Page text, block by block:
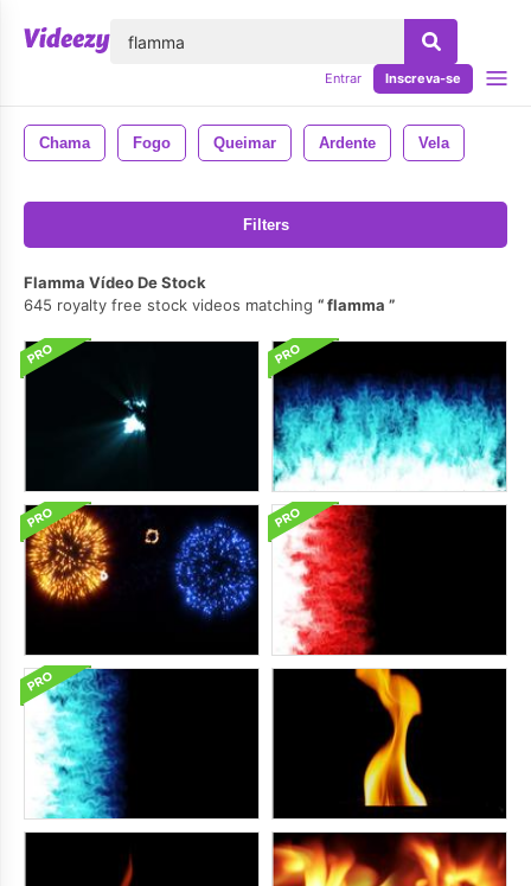
Entrar Inscreva-se
Chama Fogo Queimar Ardente Vela
Filters
Flamma Vídeo De Stock
645 royalty free stock videos matching
flamma